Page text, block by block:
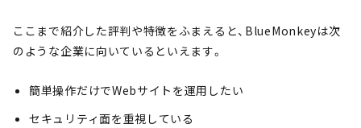
ここまで紹介した評判や特徴をふまえると、BlueMonkeyは次
のような企業に向いているといえます。
簡単操作だけでWebサイトを運用したい
セキュリティ面を重視している